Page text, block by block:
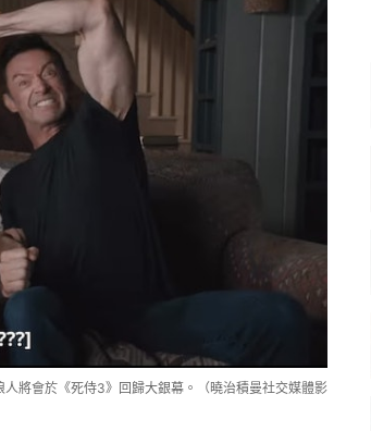
將會於《死侍3》回歸大銀幕。（曉治積曼社交媒體影